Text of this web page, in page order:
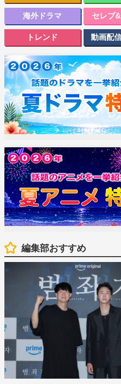
海外ドラマ セレブ
トレンド 動画配
編集部おすすめ